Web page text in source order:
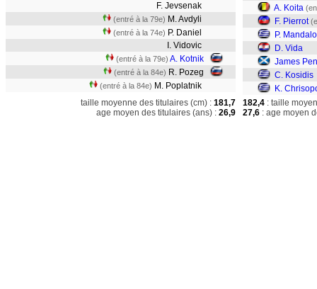
F. Jevsenak
(entré à la 79e) M. Avdyli
(entré à la 74e) P. Daniel
I. Vidovic
(entré à la 79e) A. Kotnik
(entré à la 84e) R. Pozeg
(entré à la 84e) M. Poplatnik
A. Koita
F. Pierrot
P.
D. Vida
James
C. Kosidis
K.
taille moyenne des titulaires (cm) : 181,7
age moyen des titulaires (ans) : 26,9
182,4 : taille
27,6 : age moyen